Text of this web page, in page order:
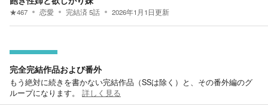
★467 恋愛 完結済5話 2026年1月1日更新
完全完結作品および番外
もう絶対に続きを書かない完結作品（SSは除く）と、その番外編のグ
ループになります。
詳しく見る